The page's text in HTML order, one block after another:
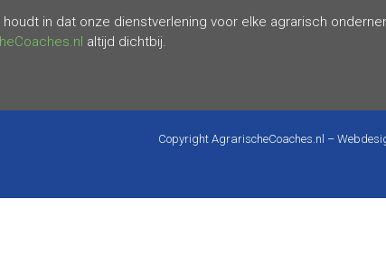
houdt in dat onze dienstverlening voor elke agrarisch
altijd dichtbij.
Copyright AgrarischeCoaches.nl –